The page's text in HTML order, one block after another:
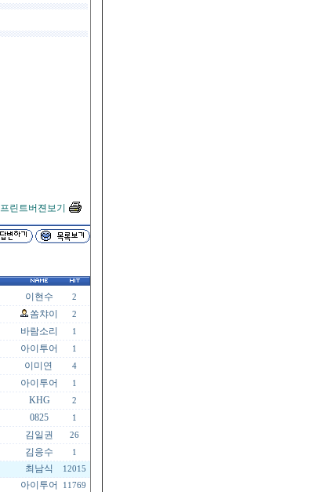
프린트버젼보기
이현수
2
쏨챠이
2
바람소리
1
아이투어
1
이미연
4
아이투어
1
KHG
2
0825
1
김일권
26
김응수
1
최남식
12015
아이투어 11769